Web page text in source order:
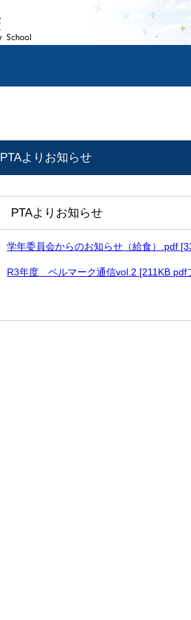
PTAよりお知らせ
PTAよりお知らせ
学年委員会からのお知らせ（給食）.pdf
R3年度 ベルマーク通信vol.2 [211KB pdf